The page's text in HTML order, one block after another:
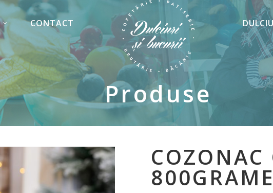
CONTACT
Produse
COZONAC
800GRAME